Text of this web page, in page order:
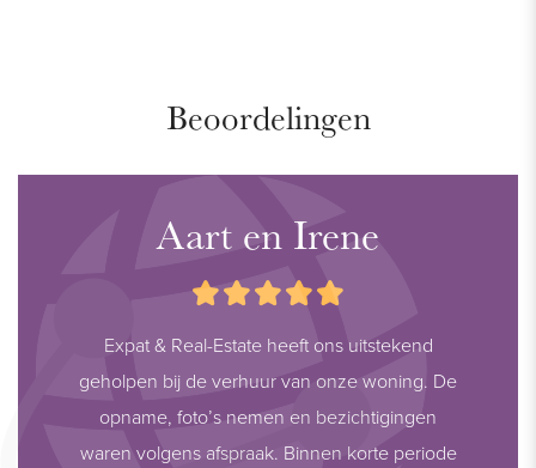
Beoordelingen
Aart en Irene
Expat & Real-Estate heeft ons uitstekend
geholpen bij de verhuur van onze woning. De
opname, foto’s nemen en bezichtigingen
waren volgens afspraak. Binnen korte periode